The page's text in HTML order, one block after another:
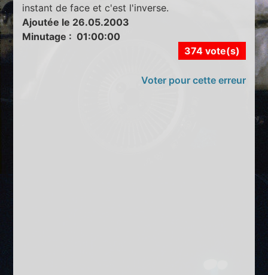
instant de face et c'est l'inverse.
Ajoutée le 26.05.2003
Minutage : 01:00:00
374 vote(s)
Voter pour cette erreur